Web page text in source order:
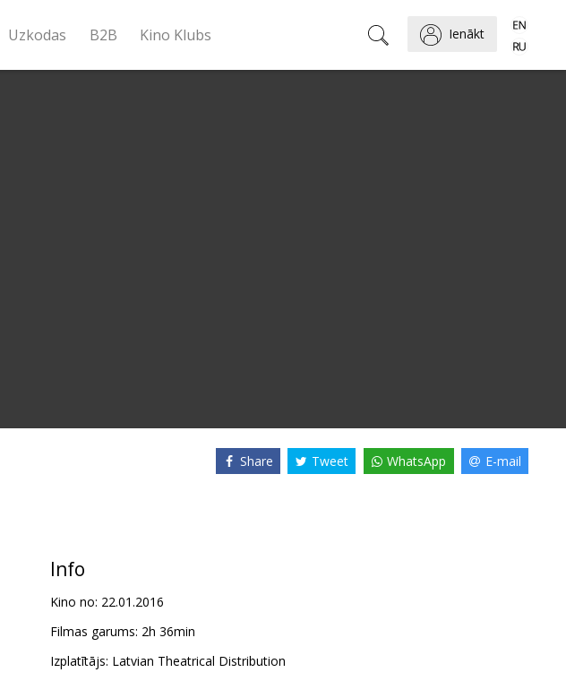
Uzkodas B2B Kino Klubs Ienākt
Share Tweet WhatsApp E-mail
Info
Kino no: 22.01.2016
Filmas garums: 2h 36min
Izplatītājs: Latvian Theatrical Distribution